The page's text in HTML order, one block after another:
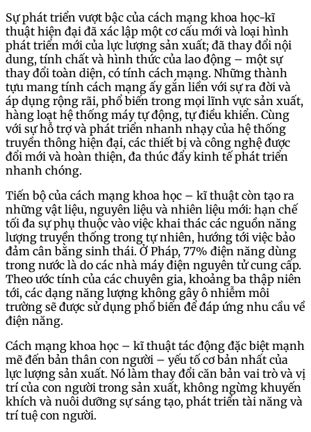
Sự phát triển vượt bậc của cách mạng khoa học-kĩ
thuật hiện đại đã xác lập một cơ cấu mới và loại hình
phát triển mới của lực lượng sản xuất; đã thay đổi nội
dung, tính chất và hình thức của lao động – một sự
thay đổi toàn diện, có tính cách mạng. Những thành
tựu mang tính cách mạng ấy gắn liền với sự ra đời và
áp dụng rộng rãi, phổ biến trong mọi lĩnh vực sản xuất,
hàng loạt hệ thống máy tự động, tự điều khiển. Cùng
với sự hỗ trợ và phát triển nhanh nhạy của hệ thống
truyền thông hiện đại, các thiết bị và công nghệ được
đổi mới và hoàn thiện, đa thúc đẩy kinh tế phát triển
nhanh chóng.
Tiến bộ của cách mạng khoa học – kĩ thuật còn tạo ra
những vật liệu, nguyên liệu và nhiên liệu mới: hạn chế
tối đa sự phụ thuộc vào việc khai thác các nguồn năng
lượng truyền thống trong tự nhiên, hướng tới việc bảo
đảm cân bằng sinh thái. Ở Pháp, 77% điện năng dùng
trong nước là do các nhà máy điện nguyên tử cung cấp.
Theo ước tính của các chuyên gia, khoảng ba thập niên
tới, các dạng năng lượng không gây ô nhiễm môi
trường sẽ được sử dụng phổ biến để đáp ứng nhu cầu về
điện năng.
Cách mạng khoa học – kĩ thuật tác động đặc biệt mạnh
mẽ đến bản thân con người – yếu tố cơ bản nhất của
lực lượng sản xuất. Nó làm thay đổi căn bản vai trò và vị
trí của con người trong sản xuất, không ngừng khuyến
khích và nuôi dưỡng sự sáng tạo, phát triển tài năng và
trí tuệ con người.